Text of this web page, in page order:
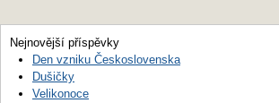
Nejnovější příspěvky
Den vzniku Československa
Dušičky
Velikonoce